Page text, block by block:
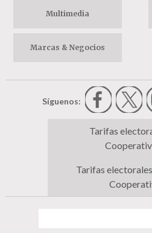
Multimedia
Marcas & Negocios
Síguenos:
Tarifas
Tarifas